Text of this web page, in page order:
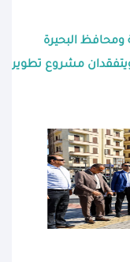
ومحافظ البحيرة
مشروع تطوير